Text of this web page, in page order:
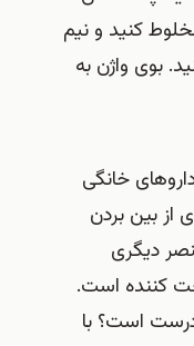
کنید و نیم
بوی واژن به
خانگی
از بین بردن
دیگری
کننده است.
است؟ با